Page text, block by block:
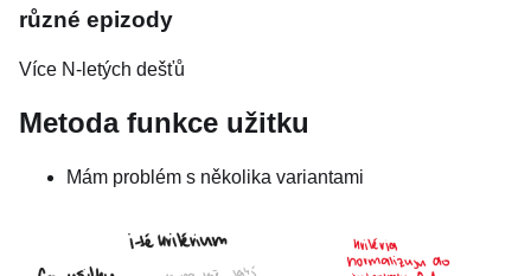
různé epizody
Více N-letých dešťů
Metoda funkce užitku
Mám problém s několika variantami